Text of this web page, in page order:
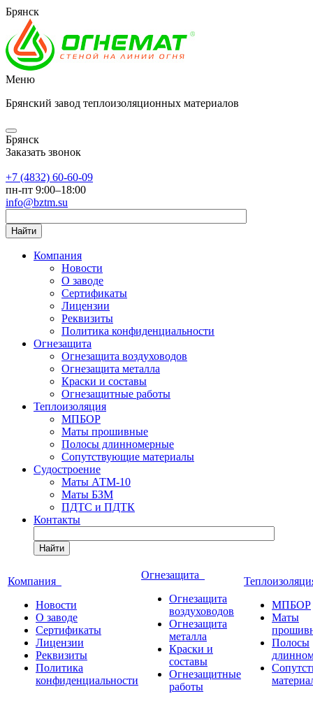
Брянск
Меню
Брянский завод теплоизоляционных материалов
Брянск
Заказать звонок
+7 (4832) 60-60-09
пн-пт 9:00–18:00
info@bztm.su
Найти
Компания
Новости
О заводе
Сертификаты
Лицензии
Реквизиты
Политика конфиденциальности
Огнезащита
Огнезащита воздуховодов
Огнезащита металла
Краски и составы
Огнезащитные работы
Теплоизоляция
МПБОР
Маты прошивные
Полосы длинномерные
Сопутствующие материалы
Судостроение
Маты АТМ-10
Маты БЗМ
ПДТС и ПДТК
Контакты
Найти
Компания
Новости
О заводе
Сертификаты
Лицензии
Реквизиты
Политика
конфиденциальности
Огнезащита
Огнезащита
воздуховодов
Огнезащита
металла
Краски и
составы
Огнезащитные
работы
МПБОР
Маты
Полосы